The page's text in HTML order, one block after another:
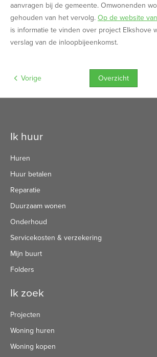
aanvragen bij de gemeente. Omwonenden
gehouden van het vervolg. Op de website
is informatie te vinden over project Elkshove
verslag van de inloopbijeenkomst.
Overzicht
Vorige
Contactinformatie
Ik huur
Huren
Huur betalen
Reparatie
Duurzaam wonen
Onderhoud
Servicekosten & verzekering
Mijn buurt
Folders
Ik zoek
Projecten
Woning huren
Woning kopen